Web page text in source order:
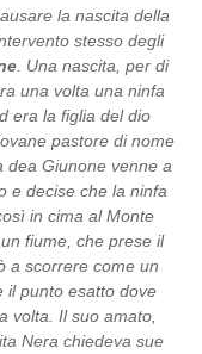
la nascita della
stesso degli
. Una nascita, per di
una volta una ninfa
era la figlia del dio
pastore di nome
dea Giunone venne a
e decise che la ninfa
in cima al Monte
fiume, che prese il
a scorrere come un
il punto esatto dove
volta. Il suo amato,
Nera chiedeva sue